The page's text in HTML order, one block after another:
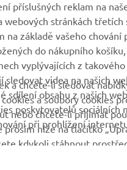
Yamaha Motor Global
Mobilní aplikace
příslušných reklam na
webových stránkách
základě vašeho
do nákupního
vyplývajících z
videa na našich
sdílení obsahu z našich
poskytovatelů
při prohlížení
a chcete-li sledovat
a soubory cookies
nebo chcete-li přijímat
níže na tlačítko
kdykoli stáhnout
abyste se dozvěděli